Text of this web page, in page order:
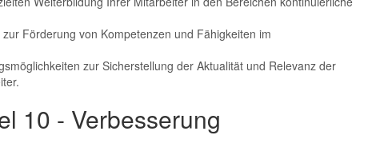
Förderung von Kompetenzen und Fähigkeiten im
zur Sicherstellung der Aktualität und Relevanz der
10 - Verbesserung